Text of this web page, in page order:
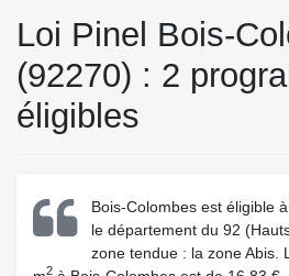
Loi Pinel Bois-
(92270) : 2
éligibles
Bois-Colombes est éligible
le département du 92
zone tendue : la zone Abis.
2